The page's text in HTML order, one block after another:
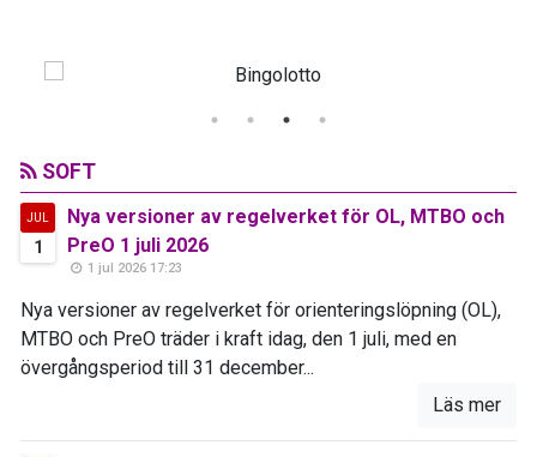
SOFT
JUL
1
Nya versioner av regelverket för OL, MTBO och
PreO 1 juli 2026
1 jul 2026 17:23
Nya versioner av regelverket för orienteringslöpning (OL),
MTBO och PreO träder i kraft idag, den 1 juli, med en
övergångsperiod till 31 december...
Läs mer